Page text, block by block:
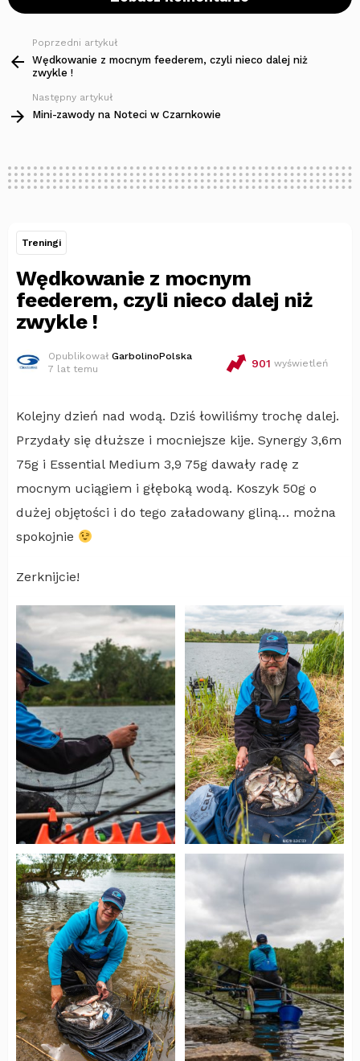
Zobacz
więcej
Poprzedni artykuł
Wędkowanie z mocnym feederem, czyli nieco dalej niż
zwykle !
Następny artykuł
Mini-zawody na Noteci w Czarnkowie
Treningi
Wędkowanie z mocnym
feederem, czyli nieco dalej niż
zwykle !
Opublikował GarbolinoPolska
7 lat temu
901 wyświetleń
Kolejny dzień nad wodą. Dziś łowiliśmy trochę dalej.
Przydały się dłuższe i mocniejsze kije. Synergy 3,6m
75g i Essential Medium 3,9 75g dawały radę z
mocnym uciągiem i głęboką wodą. Koszyk 50g o
dużej objętości i do tego załadowany gliną… można
spokojnie
Zerknijcie!